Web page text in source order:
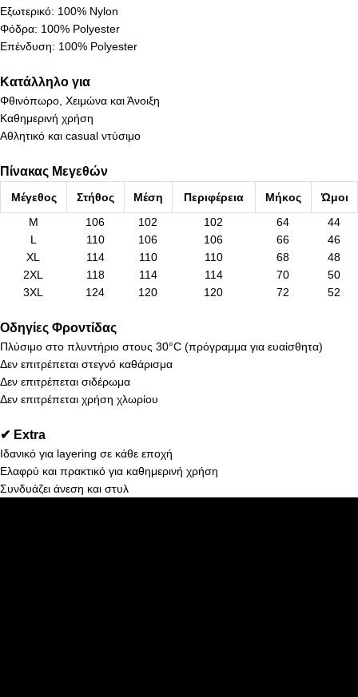
Εξωτερικό: 100% Nylon
Φόδρα: 100% Polyester
Επένδυση: 100% Polyester
Κατάλληλο για
Φθινόπωρο, Χειμώνα και Άνοιξη
Καθημερινή χρήση
Αθλητικό και casual ντύσιμο
Πίνακας Μεγεθών
Μέγεθος Στήθος Μέση Περιφέρεια Μήκος
Ώμοι
M
106 102 102 64
44
L
110 106 106 66
46
XL
114 110 110 68
48
2XL
118 114 114 70
50
3XL
124 120 120 72 52
Οδηγίες Φροντίδας
Πλύσιμο στο πλυντήριο στους 30°C (πρόγραμμα για ευαίσθητα)
Δεν επιτρέπεται στεγνό καθάρισμα
Δεν επιτρέπεται σιδέρωμα
Δεν επιτρέπεται χρήση χλωρίου
✔ Extra
Ιδανικό για layering σε κάθε εποχή
Ελαφρύ και πρακτικό για καθημερινή χρήση
Συνδυάζει άνεση και στυλ